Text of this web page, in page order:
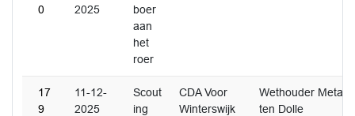
0
2025
boer
aan
het
roer
17
9
11-12-
2025
Scout
ing
CDA Voor
Winterswijk
Wethouder Metaal-
ten Dolle